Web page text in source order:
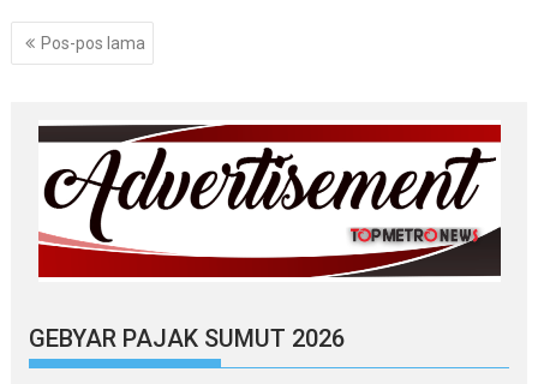
Navigasi
pos
Pos-pos lama
GEBYAR PAJAK SUMUT 2026